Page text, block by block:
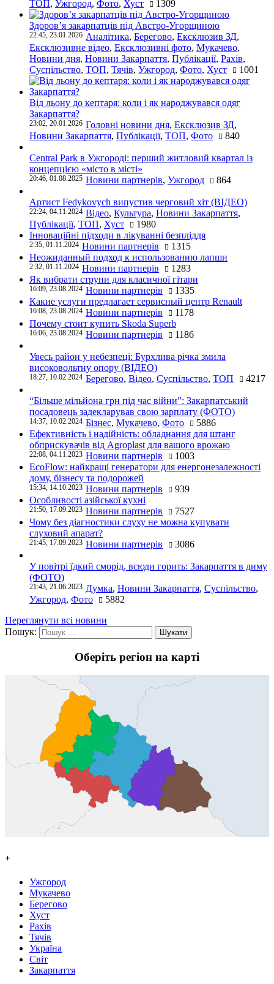
ТОП, Ужгород, Фото, Хуст 1309
Здоров’я закарпатців під Австро-Угорщиною
22:45, 23.01.2026 Аналітика, Берегово, Ексклюзив ЗД,
Ексклюзивне відео, Ексклюзивні фото, Мукачево,
Новини дня, Новини Закарпаття, Публікації, Рахів,
Суспільство, ТОП, Тячів, Ужгород, Фото, Хуст 1001
Від льону до кептаря: коли і як народжувався одяг
Закарпаття?
23:02, 20.01.2026 Головні новини дня, Ексклюзив ЗД,
Новини Закарпаття, Публікації, ТОП, Фото 840
Central Park в Ужгороді: перший житловий квартал із
концепцією «місто в місті»
20:46, 01.08.2025 Новини партнерів, Ужгород 864
Артист Fedykovych випустив черговий хіт (ВІДЕО)
22:24, 04.11.2024 Відео, Культура, Новини Закарпаття,
Публікації, ТОП, Хуст
1980
Інноваційні підходи в лікуванні безпліддя
2:35, 01.11.2024 Новини партнерів
1315
Неожиданный подход к использованию лапши
2:32, 01.11.2024 Новини партнерів
1283
Як вибрати струни для класичної гітари
16:09, 23.08.2024 Новини партнерів
1335
Какие услуги предлагает сервисный центр Renault
16:08, 23.08.2024 Новини партнерів
1178
Почему стоит купить Skoda Superb
16:06, 23.08.2024 Новини партнерів 1186
Увесь район у небезпеці: Бурхлива річка змила
високовольтну опору (ВІДЕО)
18:27, 10.02.2024 Берегово, Відео, Суспільство, ТОП 4217
“Більше мільйона грн під час війни”: Закарпатський
посадовець задекларував свою зарплату (ФОТО)
14:37, 10.02.2024 Бізнес, Мукачево, Фото
5886
Ефективність і надійність: обладнання для штанг
обприскувачів від Agroplast для вашого врожаю
22:08, 04.11.2023 Новини партнерів
1003
EcoFlow: найкращі генератори для енергонезалежності
дому, бізнесу та подорожей
15:34, 14.10.2023 Новини партнерів
939
Особливості азійської кухні
21:50, 17.09.2023 Новини партнерів
7527
Чому без діагностики слуху не можна купувати
слуховий апарат?
21:45, 17.09.2023 Новини партнерів 3086
У повітрі їдкий сморід, всюди горить: Закарпаття в диму
(ФОТО)
21:43, 21.06.2023 Думка, Новини Закарпаття, Суспільство,
Ужгород, Фото
5882
Переглянути всі новини
Пошук:
Оберіть регіон на карті
+
Ужгород
Мукачево
Берегово
Хуст
Рахів
Тячів
Україна
Світ
Закарпаття